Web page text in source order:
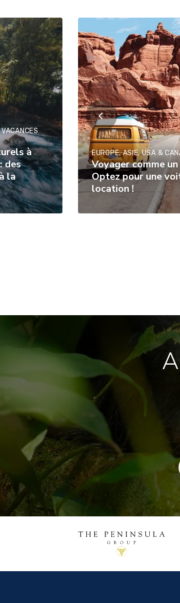
à
des
la
EUROPE, ASIE, USA &
Voyager comme
Optez pour une
location !